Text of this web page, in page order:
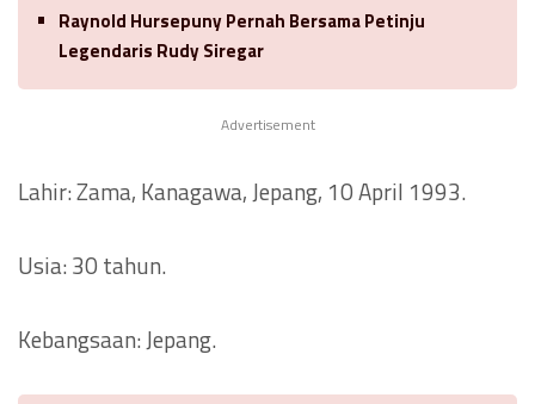
Raynold Hursepuny Pernah Bersama Petinju
Legendaris Rudy Siregar
Advertisement
Lahir: Zama, Kanagawa, Jepang, 10 April 1993.
Usia: 30 tahun.
Kebangsaan: Jepang.